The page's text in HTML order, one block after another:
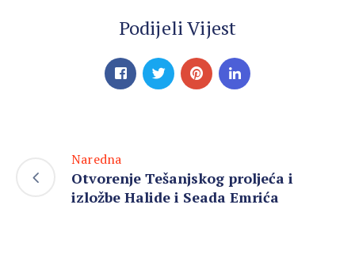
Podijeli Vijest
Naredna
Otvorenje Tešanjskog proljeća i
izložbe Halide i Seada Emrića